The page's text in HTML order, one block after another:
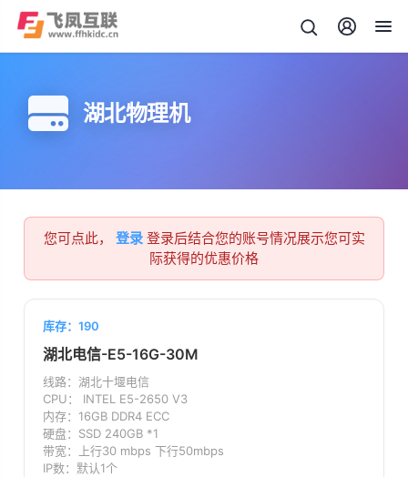
湖北物理机
您可点此， 登录 登录后结合您的账号情况展示您可实
际获得的优惠价格
库存：190
湖北电信-E5-16G-30M
线路： 湖北十堰电信
CPU： INTEL E5-2650 V3
内存： 16GB DDR4 ECC
硬盘： SSD 240GB *1
带宽：
上行30 mbps 下行50mbps
IP数： 默认1个